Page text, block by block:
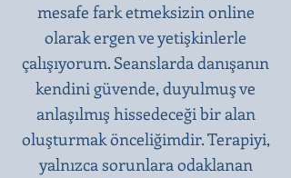
mesafe fark etmeksizin online
olarak ergen ve yetişkinlerle
çalışıyorum. Seanslarda danışanın
kendini güvende, duyulmuş ve
anlaşılmış hissedeceği bir alan
oluşturmak önceliğimdir. Terapiyi,
yalnızca sorunlara odaklanan